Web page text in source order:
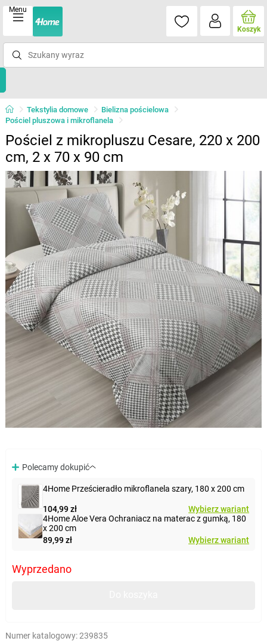
Menu
Koszyk
Tekstylia domowe
Bielizna pościelowa
Pościel pluszowa i mikroflanela
Pościel z mikropluszu Cesare, 220 x 200
cm, 2 x 70 x 90 cm
Polecamy dokupić
4Home Prześcieradło mikroflanela szary, 180 x 200 cm
104,99 zł
Wybierz wariant
4Home Aloe Vera Ochraniacz na materac z gumką, 180
x 200 cm
89,99 zł
Wybierz wariant
Wyprzedano
Numer katalogowy:239835